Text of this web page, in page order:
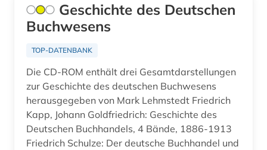
finanzrecht (1)
firma (8)
firmendatenbank (1)
firmeninformation (2)
Geschichte des Deutschen
Buchwesens
TOP-DATENBANK
Die CD-ROM enthält drei Gesamtdarstellungen
zur Geschichte des deutschen Buchwesens
herausgegeben von Mark Lehmstedt Friedrich
Kapp, Johann Goldfriedrich: Geschichte des
Deutschen Buchhandels, 4 Bände, 1886-1913
Friedrich Schulze: Der deutsche Buchhandel und